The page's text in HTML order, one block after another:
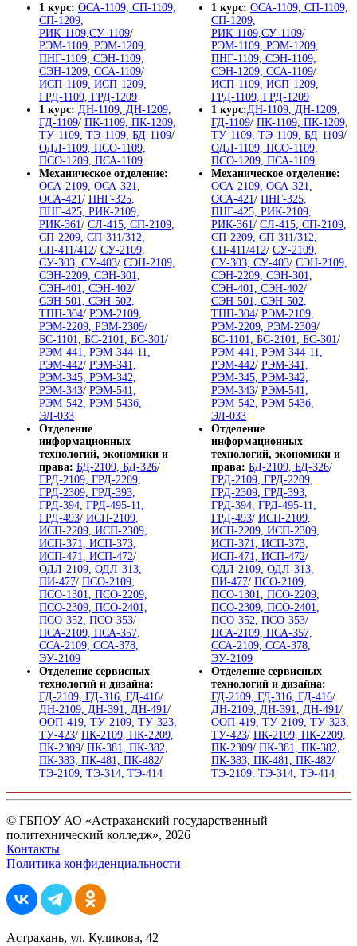
1 курс: ОСА-1109, СП-1109,
СП-1209,
РИК-1109,СУ-1109/
РЭМ-1109, РЭМ-1209,
ПНГ-1109, СЭН-1109,
СЭН-1209, ССА-1109/
ИСП-1109, ИСП-1209,
ГРД-1109, ГРД-1209
1 курс: ДН-1109, ДН-1209,
ГД-1109/ ПК-1109, ПК-1209,
ТУ-1109, ТЭ-1109, БД-1109/
ОДЛ-1109, ПСО-1109,
ПСО-1209, ПСА-1109
Механическое отделение:
ОСА-2109, ОСА-321,
ОСА-421 / ПНГ-325,
ПНГ-425, РИК-2109,
РИК-361 / СЛ-415, СП-2109,
СП-2209, СП-311/312,
СП-411/412/ СУ-2109,
СУ-303, СУ-403/ СЭН-2109,
СЭН-2209, СЭН-301,
СЭН-401, СЭН-402/
СЭН-501, СЭН-502,
ТПП-304/ РЭМ-2109,
РЭМ-2209, РЭМ-2309/
БС-1101, БС-2101, БС-301 /
РЭМ-441, РЭМ-344-11,
РЭМ-442/ РЭМ-341,
РЭМ-345, РЭМ-342,
РЭМ-343/ РЭМ-541,
РЭМ-542, РЭМ-543б,
ЭЛ-033
Отделение
информационных
технологий, экономики и
права: БД-2109, БД-326/
ГРД-2109, ГРД-2209,
ГРД-2309, ГРД-393,
ГРД-394, ГРД-495-11,
ГРД-493/ ИСП-2109,
ИСП-2209, ИСП-2309,
ИСП-371, ИСП-373,
ИСП-471, ИСП-472/
ОДЛ-2109, ОДЛ-313,
ПИ-477/ ПСО-2109,
ПСО-1301, ПСО-2209,
ПСО-2309, ПСО-2401,
ПСО-352, ПСО-353/
ПСА-2109, ПСА-357,
ССА-2109, ССА-378,
ЭУ-2109
Отделение сервисных
технологий и дизайна:
ГД-2109, ГД-316, ГД-416/
ДН-2109, ДН-391, ДН-491 /
ООП-419, ТУ-2109, ТУ-323,
ТУ-423/ ПК-2109, ПК-2209,
ПК-2309/ ПК-381, ПК-382,
ПК-383, ПК-481, ПК-482/
ТЭ-2109, ТЭ-314, ТЭ-414
1 курс: ОСА-1109, СП-1109,
СП-1209,
РИК-1109,СУ-1109/
РЭМ-1109, РЭМ-1209,
ПНГ-1109, СЭН-1109,
СЭН-1209, ССА-1109/
ИСП-1109, ИСП-1209,
ГРД-1109, ГРД-1209
1 курс:ДН-1109, ДН-1209,
ГД-1109/ ПК-1109, ПК-1209,
ТУ-1109, ТЭ-1109, БД-1109/
ОДЛ-1109, ПСО-1109,
ПСО-1209, ПСА-1109
Механическое отделение:
ОСА-2109, ОСА-321,
ОСА-421 / ПНГ-325,
ПНГ-425, РИК-2109,
РИК-361 / СЛ-415, СП-2109,
СП-2209, СП-311/312,
СП-411/412/ СУ-2109,
СУ-303, СУ-403/ СЭН-2109,
СЭН-2209, СЭН-301,
СЭН-401, СЭН-402/
СЭН-501, СЭН-502,
ТПП-304/ РЭМ-2109,
РЭМ-2209, РЭМ-2309/
БС-1101, БС-2101, БС-301 /
РЭМ-441, РЭМ-344-11,
РЭМ-442/ РЭМ-341,
РЭМ-345, РЭМ-342,
РЭМ-343/ РЭМ-541,
РЭМ-542, РЭМ-543б,
ЭЛ-033
Отделение
информационных
технологий, экономики и
права: БД-2109, БД-326/
ГРД-2109, ГРД-2209,
ГРД-2309, ГРД-393,
ГРД-394, ГРД-495-11,
ГРД-493/ ИСП-2109,
ИСП-2209, ИСП-2309,
ИСП-371, ИСП-373,
ИСП-471, ИСП-472/
ОДЛ-2109, ОДЛ-313,
ПИ-477/ ПСО-2109,
ПСО-1301, ПСО-2209,
ПСО-2309, ПСО-2401,
ПСО-352, ПСО-353/
ПСА-2109, ПСА-357,
ССА-2109, ССА-378,
ЭУ-2109
Отделение сервисных
технологий и дизайна:
ГД-2109, ГД-316, ГД-416/
ДН-2109, ДН-391, ДН-491 /
ООП-419, ТУ-2109, ТУ-323,
ТУ-423/ ПК-2109, ПК-2209,
ПК-2309/ ПК-381, ПК-382,
ПК-383, ПК-481, ПК-482/
ТЭ-2109, ТЭ-314, ТЭ-414
© ГБПОУ АО «Астраханский государственный
политехнический колледж», 2026
Контакты
Политика конфиденциальности
Астрахань, ул. Куликова, 42